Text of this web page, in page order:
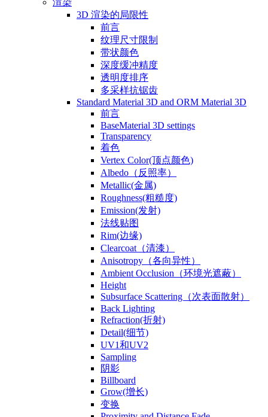
渲染
3D 渲染的局限性
前言
纹理尺寸限制
带状颜色
深度缓冲精度
透明度排序
多采样抗锯齿
Standard Material 3D and ORM Material 3D
前言
BaseMaterial 3D settings
Transparency
着色
Vertex Color(顶点颜色)
Albedo（反照率）
Metallic(金属)
Roughness(粗糙度)
Emission(发射)
法线贴图
Rim(边缘)
Clearcoat（清漆）
Anisotropy（各向异性）
Ambient Occlusion（环境光遮蔽）
Height
Subsurface Scattering（次表面散射）
Back Lighting
Refraction(折射)
Detail(细节)
UV1和UV2
Sampling
阴影
Billboard
Grow(增长)
变换